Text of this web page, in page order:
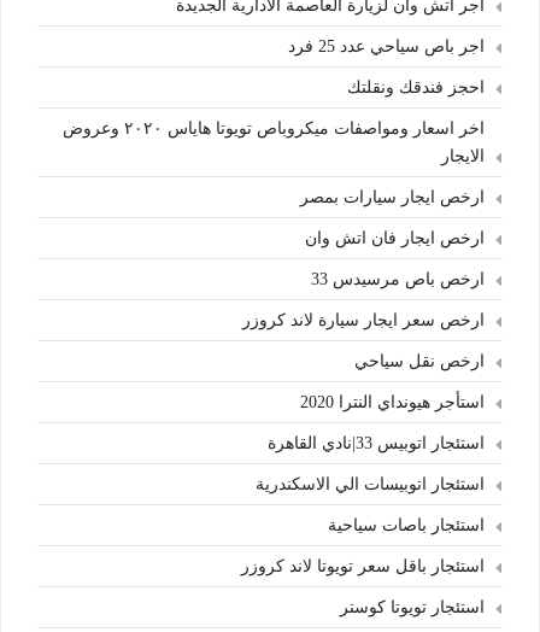
اجر اتش وان لزيارة العاصمة الادارية الجديدة
اجر باص سياحي عدد 25 فرد
احجز فندقك ونقلتك
اخر اسعار ومواصفات ميكروباص تويوتا هاياس ٢٠٢٠ وعروض
الايجار
ارخص ايجار سيارات بمصر
ارخص ايجار فان اتش وان
ارخص باص مرسيدس 33
ارخص سعر ايجار سيارة لاند كروزر
ارخص نقل سياحي
استأجر هيونداي النترا 2020
استئجار اتوبيس 33|نادي القاهرة
استئجار اتوبيسات الي الاسكندرية
استئجار باصات سياحية
استئجار باقل سعر تويوتا لاند كروزر
استئجار تويوتا كوستر